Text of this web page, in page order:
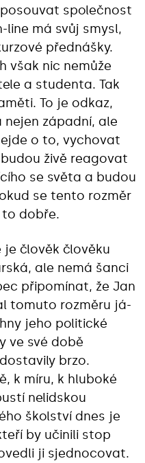
společnost
line má svůj smysl,
přednášky.
však nic nemůže
a studenta. Tak
To je odkaz,
nejen západní, ale
o to, vychovat
živě reagovat
se světa a budou
se tento rozměr
dobře.
člověk člověku
ale nemá šanci
připomínat, že Jan
tomuto rozměru já-
jeho politické
ve své době
brzo.
k míru, k hluboké
nelidskou
školství dnes je
by učinili stop
ji sjednocovat.